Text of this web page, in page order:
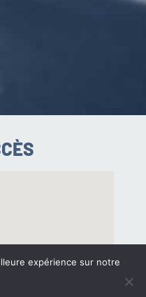
expérience sur notre